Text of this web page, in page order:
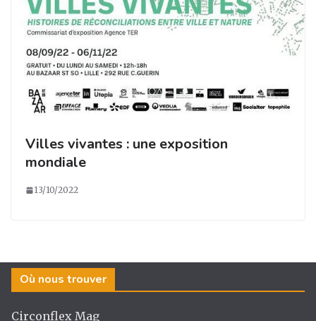
Villes vivantes : une exposition
mondiale
13/10/2022
Où nous trouver
Circonflex Mag